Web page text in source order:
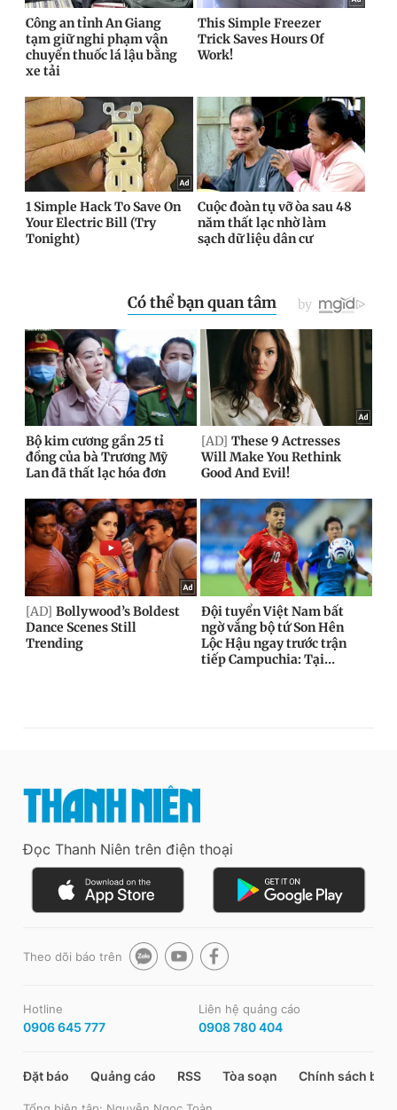
Đọc Thanh Niên trên điện thoại
Theo dõi báo trên
Hotline
0906 645 777
Liên hệ quảng cáo
0908 780 404
Đặt báo Quảng cáo RSS Tòa soạn Chính sách bảo